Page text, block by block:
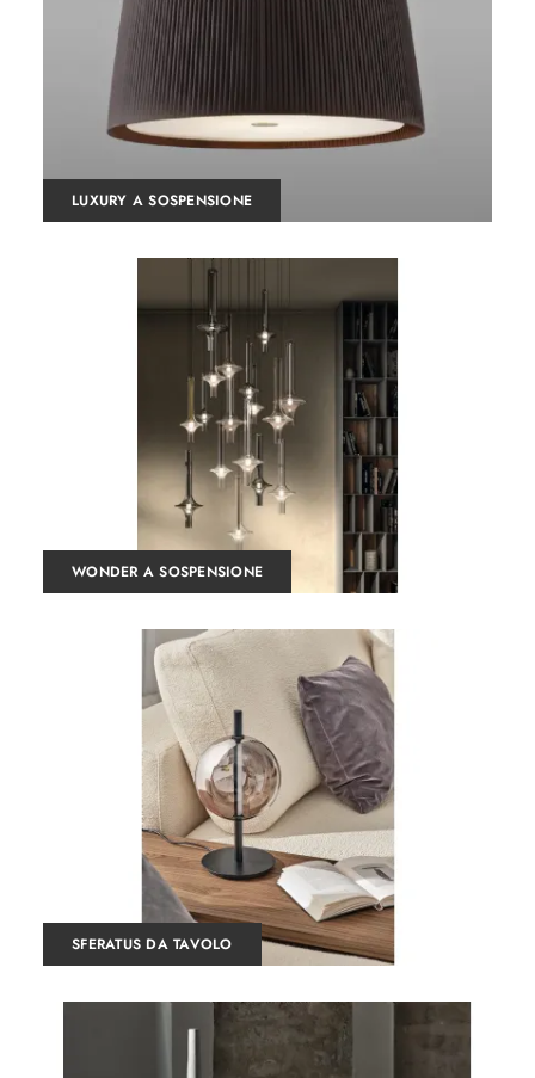
LUXURY A SOSPENSIONE
WONDER A SOSPENSIONE
SFERATUS DA TAVOLO